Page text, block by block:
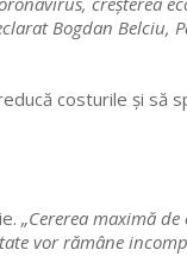
Bogdan Belciu,
costurile și să
„Cererea maximă
vor rămâne